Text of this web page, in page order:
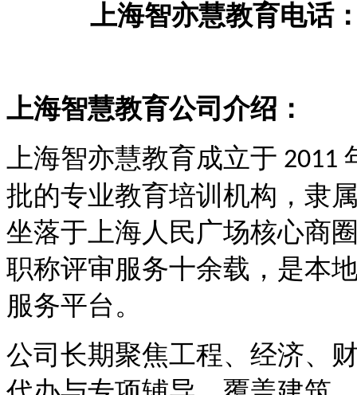
上海智亦慧教育电话
上海智慧教育公司介绍：
上海智亦慧教育成立于 2011
批的专业教育培训机构，隶
坐落于上海人民广场核心商
职称评审服务十余载，是本
服务平台。
公司长期聚焦工程、经济、